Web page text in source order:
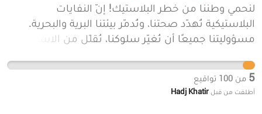
لنحمي وطننا من خطر البلاستيك! إنّ النفايات
البلاستيكية تُهدّد صحتنا، وتُدمّر بيئتنا البرية والبحرية.
مسؤوليتنا جميعًا أن نُغيّر سلوكنا، نُقلّل من الاستعمال،
5 من 100 تواقيع
أطلقت من قبل Hadj Khatir